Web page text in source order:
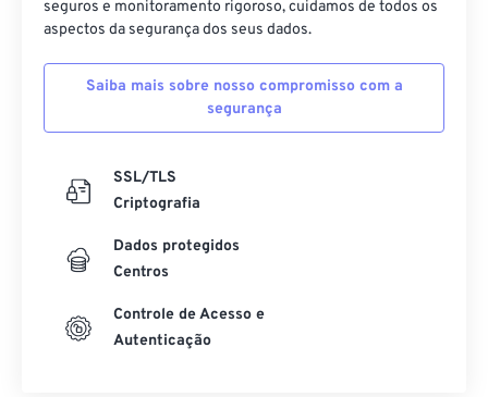
seguros e monitoramento rigoroso, cuidamos de todos os
aspectos da segurança dos seus dados.
Saiba mais sobre nosso compromisso com a
segurança
SSL/TLS
Criptografia
Dados protegidos
Centros
Controle de Acesso e
Autenticação